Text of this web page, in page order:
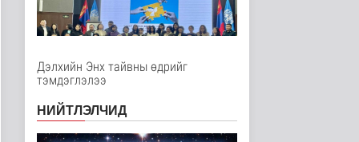
COP17 хурлын үеэр
"Нарантуул",
"Дүнжингарав" худ..
6 цаг 30 минутын өмнө
зусланд 8 улсаас 35
хүүх..
Энтертайнмент
Дэлхийн Энх тайвны өдрийг
тэмдэглэлээ
НИЙТЛЭЛЧИД